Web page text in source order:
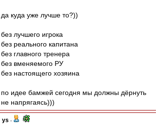
да куда уже лучше то?))
без лучшего игрока
без реального капитана
без главного тренера
без вменяемого РУ
без настоящего хозяина
по идее бамжей сегодня мы должны дёрнуть
не напрягаясь)))
ys -